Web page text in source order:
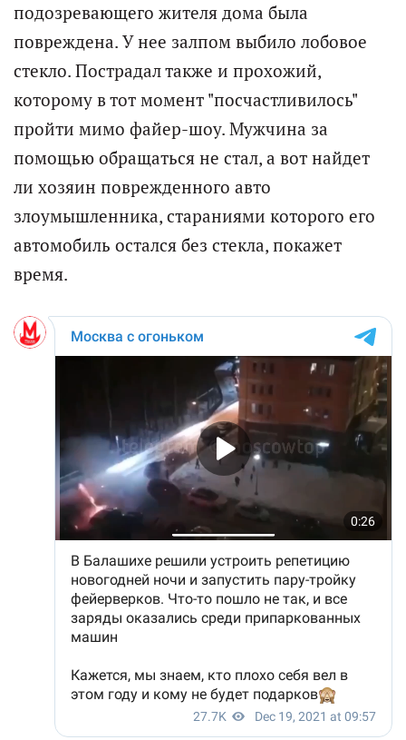
подозревающего жителя дома была
повреждена. У нее залпом выбило лобовое
стекло. Пострадал также и прохожий,
которому в тот момент "посчастливилось"
пройти мимо файер-шоу. Мужчина за
помощью обращаться не стал, а вот найдет
ли хозяин поврежденного авто
злоумышленника, стараниями которого его
автомобиль остался без стекла, покажет
время.